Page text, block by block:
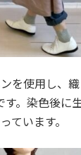
を使用し、
す。染色後
ています。